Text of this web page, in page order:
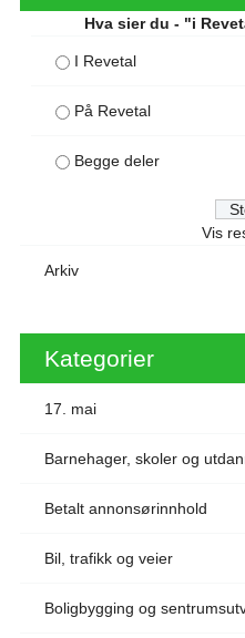
Hva sier du - "i
I Revetal
På Revetal
Begge deler
Vis
Arkiv
Kategorier
17. mai
Barnehager, skoler og
Betalt annonsørinnhold
Bil, trafikk og veier
Boligbygging og